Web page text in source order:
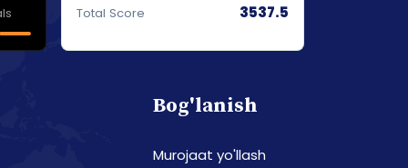
Total Score 3537.5
Bog'lanish
Murojaat yo'llash